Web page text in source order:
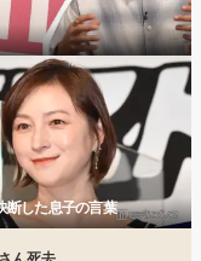
断した息子の言葉